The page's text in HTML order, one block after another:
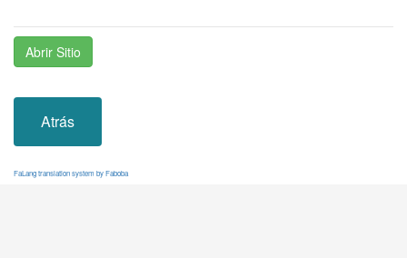
Abrir Sitio
Atrás
FaLang translation system by Faboba